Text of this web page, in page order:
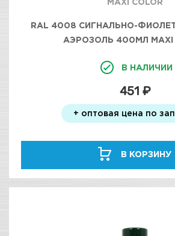
RAL 4008 СИГНАЛЬНО-
АЭРОЗОЛЬ 400МЛ MAXI
В НАЛИЧИИ
451 ₽
+ оптовая цена по
В КОРЗИНУ